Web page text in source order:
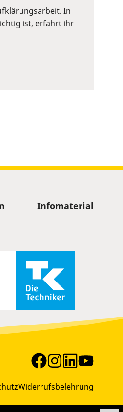
In
ist, erfahrt ihr
Infomaterial
Widerrufsbelehrung